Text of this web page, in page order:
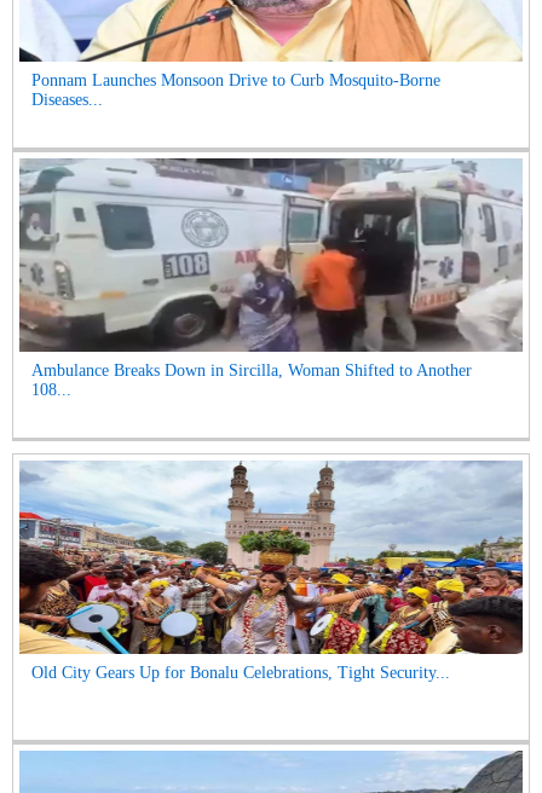
Ponnam Launches Monsoon Drive to Curb Mosquito-Borne
Diseases...
Ambulance Breaks Down in Sircilla, Woman Shifted to Another
108...
Old City Gears Up for Bonalu Celebrations, Tight Security...